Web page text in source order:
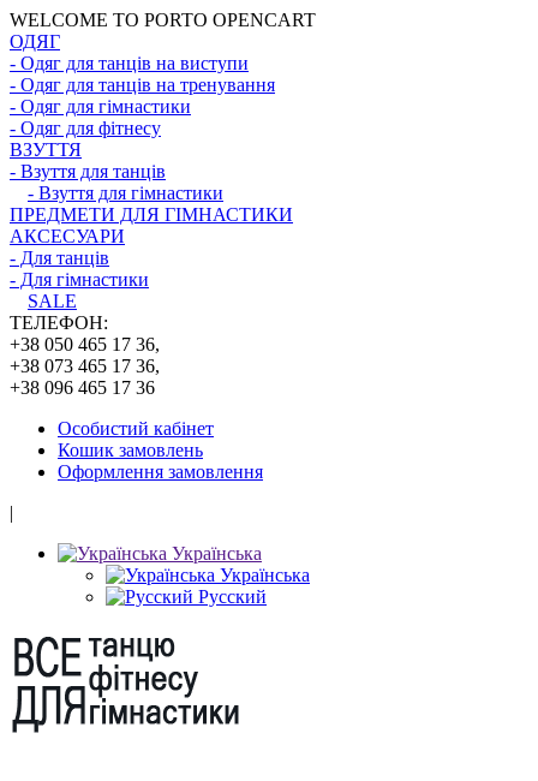
WELCOME TO PORTO OPENCART
ОДЯГ
- Одяг для танців на виступи
- Одяг для танців на тренування
- Одяг для гімнастики
- Одяг для фітнесу
ВЗУТТЯ
- Взуття для танців
- Взуття для гімнастики
ПРЕДМЕТИ ДЛЯ ГІМНАСТИКИ
АКСЕСУАРИ
- Для танців
- Для гімнастики
SALE
ТЕЛЕФОН:
+38 050 465 17 36,
+38 073 465 17 36,
+38 096 465 17 36
Особистий кабінет
Кошик замовлень
Оформлення замовлення
|
Українська
Українська
Русский